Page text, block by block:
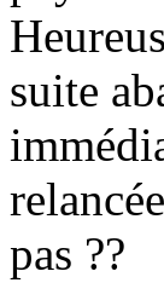
suite
pas ??